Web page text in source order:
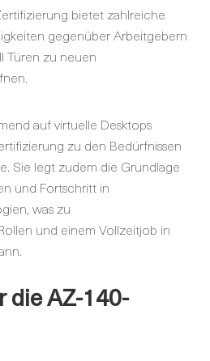
bietet zahlreiche
gegenüber Arbeitgebern
Türen zu neuen
auf virtuelle Desktops
zu den Bedürfnissen
Sie legt zudem die Grundlage
und Fortschritt in
was zu
und einem Vollzeitjob in
die AZ-140-